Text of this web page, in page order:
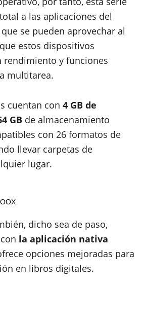
a las aplicaciones del
se pueden aprovechar al
estos dispositivos
rendimiento y funciones
multitarea.
cuentan con 4 GB de
GB de almacenamiento
con 26 formatos de
llevar carpetas de
lugar.
dicho sea de paso,
la aplicación nativa
opciones mejoradas para
en libros digitales.